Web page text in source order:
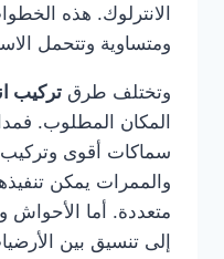
الانترلوك. هذه
ومتساوية وتتحمل
وتختلف طرق تركيب
المكان المطلوب.
سماكات أقوى وتركيب
والممرات يمكن
متعددة. أما الأحواش
إلى تنسيق بين